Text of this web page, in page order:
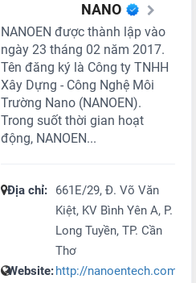
NANO
NANOEN được thành lập vào
ngày 23 tháng 02 năm 2017.
Tên đăng ký là Công ty TNHH
Xây Dựng - Công Nghệ Môi
Trường Nano (NANOEN).
Trong suốt thời gian hoạt
động, NANOEN...
Địa chỉ:
661E/29, Đ. Võ Văn
Kiệt, KV Bình Yên A, P.
Long Tuyền, TP. Cần
Thơ
Website:http://nanoentech.com.vn